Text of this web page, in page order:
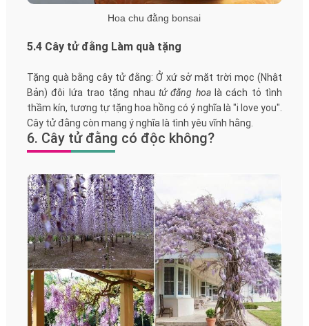
Hoa chu đằng bonsai
5.4 Cây tử đằng Làm quà tặng
Tặng quà bằng cây tử đằng: Ở xứ sở mặt trời mọc (Nhật
Bản) đôi lứa trao tặng nhau tử đằng hoalà cách tỏ tình
thầm kín, tương tự tặng hoa hồng có ý nghĩa là "i love you".
Cây tử đằng còn mang ý nghĩa là tình yêu vĩnh hằng.
6. Cây tử đằng có độc không?